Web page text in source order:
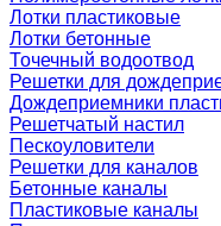
Лотки пластиковые
Лотки бетонные
Точечный водоотвод
Решетки для
Дождеприемники
Решетчатый настил
Пескоуловители
Решетки для каналов
Бетонные каналы
Пластиковые каналы